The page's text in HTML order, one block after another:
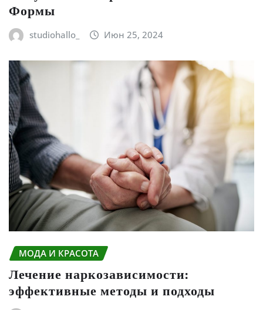
Формы
studiohallo_ Июн 25, 2024
МОДА И КРАСОТА
Лечение наркозависимости:
эффективные методы и подходы